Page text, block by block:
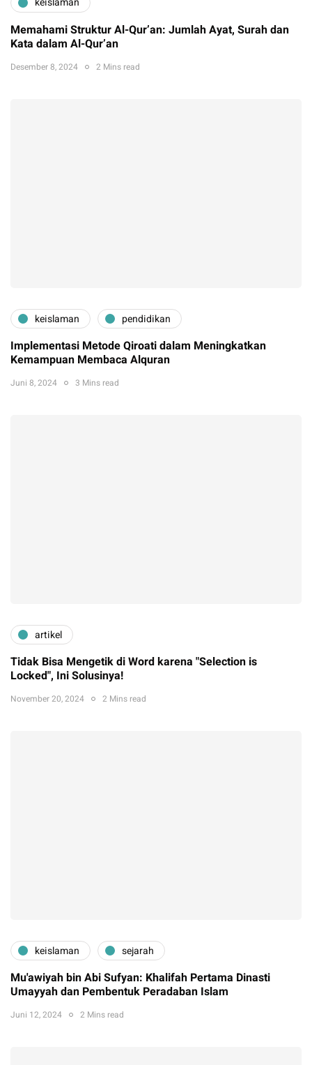
Memahami Struktur Al-Qur’an: Jumlah Ayat, Surah dan
Kata dalam Al-Qur’an
Desember 8, 2024 2 Mins read
keislaman pendidikan
Implementasi Metode Qiroati dalam Meningkatkan
Kemampuan Membaca Alquran
Juni 8, 2024 3 Mins read
artikel
Tidak Bisa Mengetik di Word karena "Selection is
Locked", Ini Solusinya!
November 20, 2024 2 Mins read
keislaman sejarah
Mu'awiyah bin Abi Sufyan: Khalifah Pertama Dinasti
Umayyah dan Pembentuk Peradaban Islam
Juni 12, 2024 2 Mins read